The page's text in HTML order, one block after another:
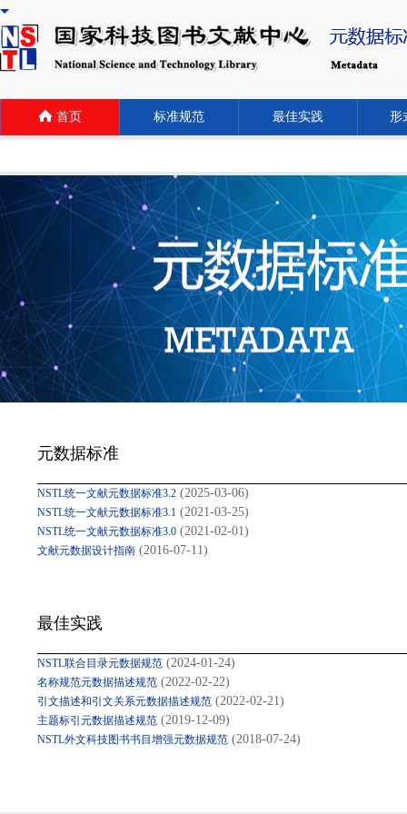
首页 标准规范 最佳实践 形
元数据标准
NSTL统一文献元数据标准3.2 (2025-03-06)
NSTL统一文献元数据标准3.1 (2021-03-25)
NSTL统一文献元数据标准3.0 (2021-02-01)
文献元数据设计指南 (2016-07-11)
最佳实践
NSTL联合目录元数据规范 (2024-01-24)
名称规范元数据描述规范 (2022-02-22)
引文描述和引文关系元数据描述规范 (2022-02-21)
主题标引元数据描述规范 (2019-12-09)
NSTL外文科技图书书目增强元数据规范 (2018-07-24)